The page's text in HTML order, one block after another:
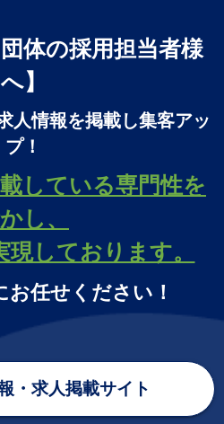
体の採用担当者様
へ】
人情報を掲載し集客アッ
プ！
している専門性を
し、
しております。
お任せください！
・求人掲載サイト